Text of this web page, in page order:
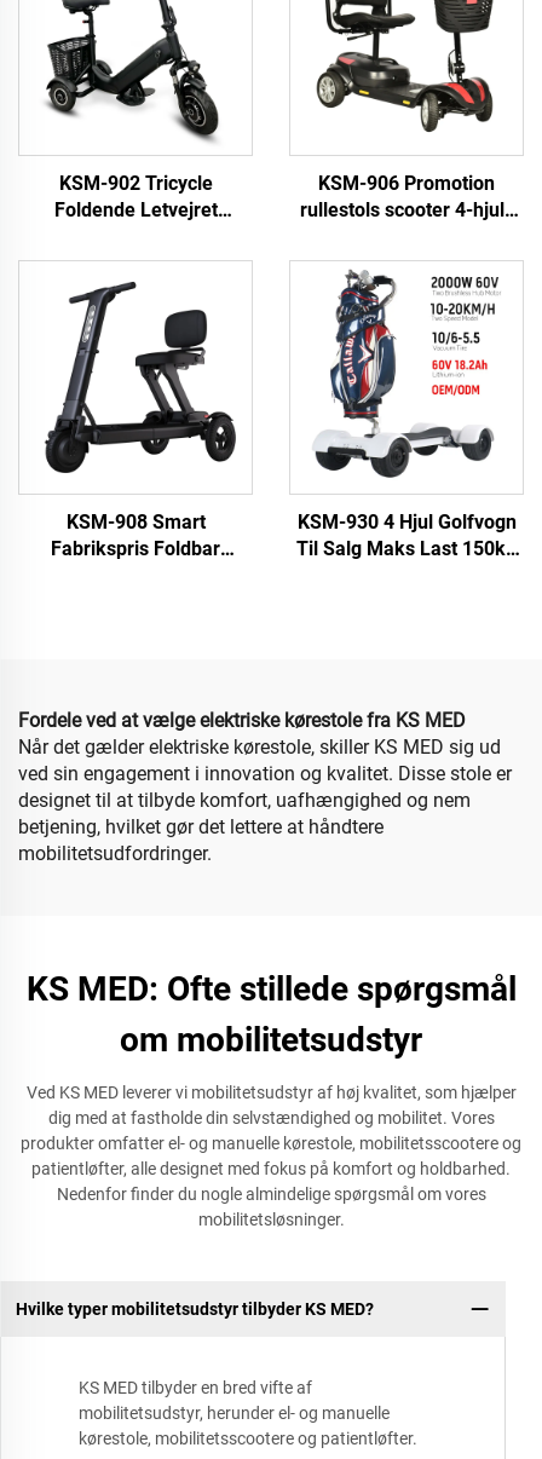
KSM-902 Tricycle
Foldende Letvejret
Tricycles Portable
Mobilitetsscooter for
KSM-906 Promotion
rullestols scooter 4-hjuls
KSM-908 Smart
Fabrikspris Foldbar
KSM-930 4 Hjul Golfvogn
Til Salg Maks Last 150kg
Fordele ved at vælge elektriske kørestole fra KS MED
Når det gælder elektriske kørestole, skiller KS MED sig ud
ved sin engagement i innovation og kvalitet. Disse stole er
designet til at tilbyde komfort, uafhængighed og nem
betjening, hvilket gør det lettere at håndtere
mobilitetsudfordringer.
KS MED: Ofte stillede spørgsmål
om mobilitetsudstyr
Ved KS MED leverer vi mobilitetsudstyr af høj kvalitet, som hjælper
dig med at fastholde din selvstændighed og mobilitet. Vores
produkter omfatter el- og manuelle kørestole, mobilitetsscootere og
patientløfter, alle designet med fokus på komfort og holdbarhed.
Nedenfor finder du nogle almindelige spørgsmål om vores
mobilitetsløsninger.
Hvilke typer mobilitetsudstyr tilbyder KS MED?
KS MED tilbyder en bred vifte af
mobilitetsudstyr, herunder el- og manuelle
kørestole, mobilitetsscootere og patientløfter.